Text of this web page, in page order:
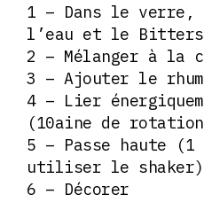
1 – Dans le verre,
l’eau et le Bitters
2 – Mélanger à la
3 – Ajouter le rhum
4 – Lier
(10aine de
5 – Passe haute
utiliser le shaker)
6 – Décorer